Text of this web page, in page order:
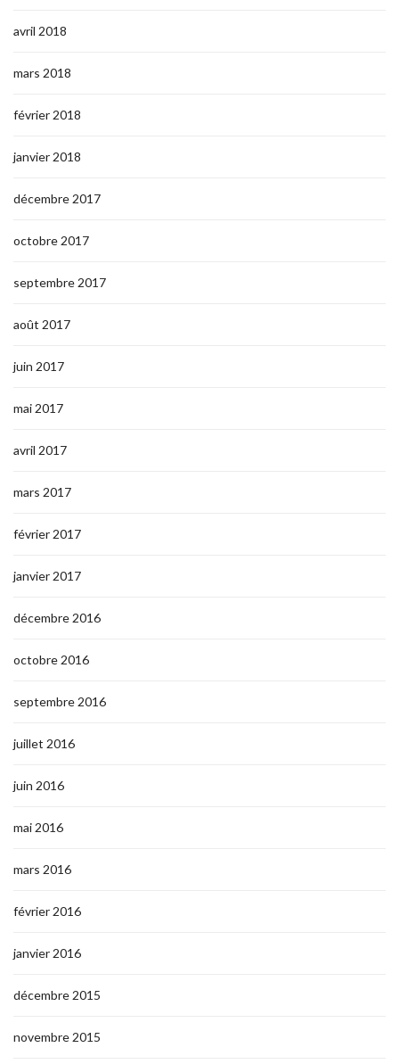
avril 2018
mars 2018
février 2018
janvier 2018
décembre 2017
octobre 2017
septembre 2017
août 2017
juin 2017
mai 2017
avril 2017
mars 2017
février 2017
janvier 2017
décembre 2016
octobre 2016
septembre 2016
juillet 2016
juin 2016
mai 2016
mars 2016
février 2016
janvier 2016
décembre 2015
novembre 2015